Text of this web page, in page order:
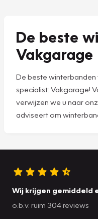
De beste
Vakgarage
De beste winterbanden
specialist: Vakgarage!
verwijzen we u naar
adviseert om
Wij krijgen gemiddeld
o.b.v. ruim 304 reviews